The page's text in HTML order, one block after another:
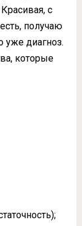
с
получаю
уже диагноз.
которые